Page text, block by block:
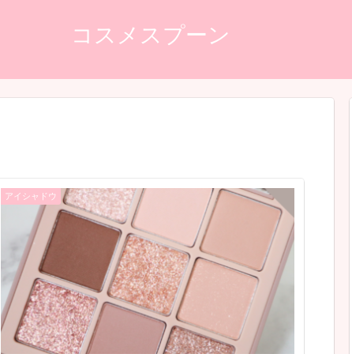
コスメスプーン
アイシャドウ